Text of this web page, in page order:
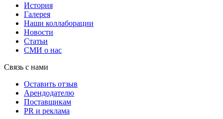
История
Галерея
Наши коллаборации
Новости
Статьи
СМИ о нас
Связь с нами
Оставить отзыв
Арендодателю
Поставщикам
PR и реклама